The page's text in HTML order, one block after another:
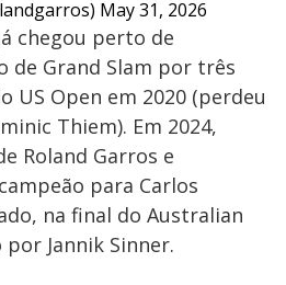
May 31, 2026
chegou perto de
Grand Slam por três
US Open em 2020 (perdeu
Thiem). Em 2024,
Roland Garros e
para Carlos
na final do Australian
Jannik Sinner.